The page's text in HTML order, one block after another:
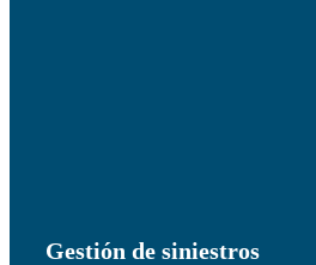
Gestión de siniestros